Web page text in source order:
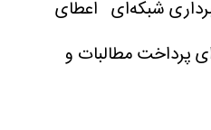
شبکه‌ای اعطای
پرداخت مطالبات و